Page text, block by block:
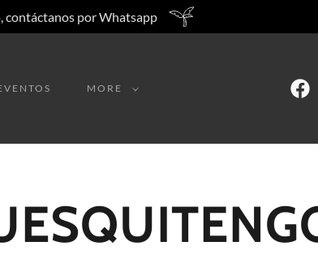
contáctanos por Whatsapp
MORE